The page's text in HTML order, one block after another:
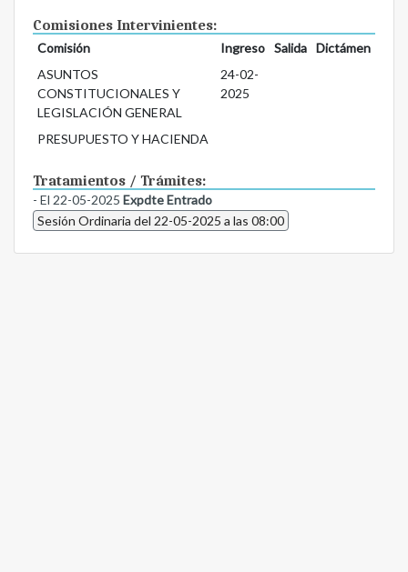
Comisiones Intervinientes:
Comisión Ingreso Salida
Dictámen
ASUNTOS
CONSTITUCIONALES Y
LEGISLACIÓN GENERAL
24-02-
2025
PRESUPUESTO Y HACIENDA
Tratamientos / Trámites:
- El 22-05-2025 Expdte Entrado
Sesión Ordinaria del 22-05-2025 a las 08:00